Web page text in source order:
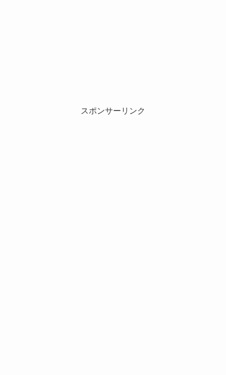
スポンサーリンク